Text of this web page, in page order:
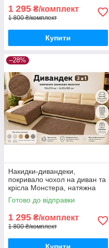
1 295 ₴/комплект
1 800 ₴/комплект
Купити
–28%
Накидки-дивандеки,
покривало чохол на диван та
крісла Монстера, натяжна
накидка універсальна на 3
полотна. Коричневий
Готово до відправки
1 295 ₴/комплект
1 800 ₴/комплект